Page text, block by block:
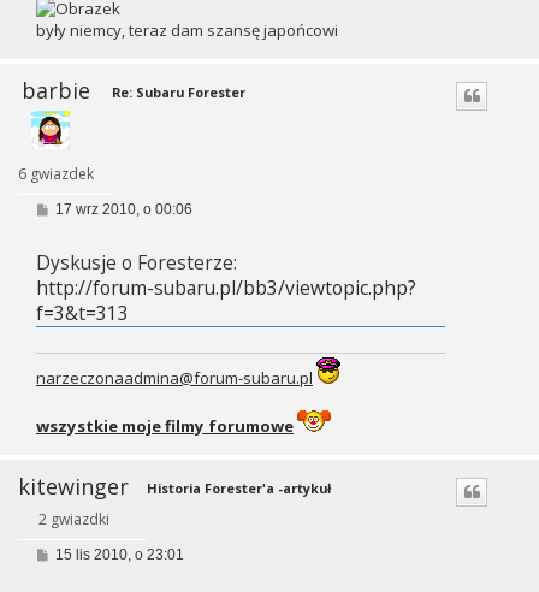
były niemcy, teraz dam szansę japońcowi
barbie
6 gwiazdek
Re: Subaru Forester
P
t
17 wrz 2010, o 00:06
Dyskusje o Foresterze:
http://forum-subaru.pl/bb3/viewtopic.php?
f=3&t=313
narzeczonaadmina@forum-subaru.pl
wszystkie moje filmy forumowe
kitewinger
2 gwiazdki
Historia Forester'a -artykuł
P15 lis 2010, o 23:01